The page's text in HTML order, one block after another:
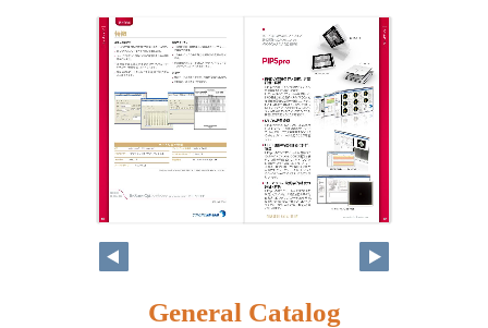
196 197
General Catalog